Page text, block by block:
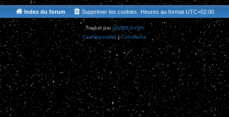
h
e
r
Index du forum Heures au format UTC+02:00
Supprimer les cookies
Traduit parphpBB-fr.com
Confidentialité|Conditions